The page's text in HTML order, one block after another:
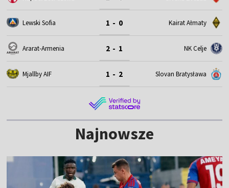
Lewski Sofia 1 - 0 Kairat Ałmaty
Ararat-Armenia 2 - 1 NK Celje
Mjallby AIF 1 - 2 Slovan Bratysława
Najnowsze